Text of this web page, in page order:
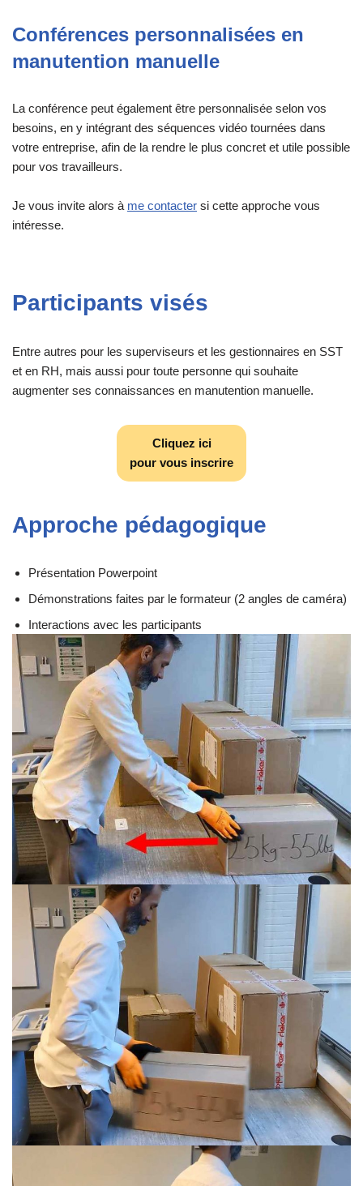
Conférences personnalisées en
manutention manuelle
La conférence peut également être personnalisée selon vos
besoins, en y intégrant des séquences vidéo tournées dans
votre entreprise, afin de la rendre le plus concret et utile possible
pour vos travailleurs.
Je vous invite alors à me contacter si cette approche vous
intéresse.
Participants visés
Entre autres pour les superviseurs et les gestionnaires en SST
et en RH, mais aussi pour toute personne qui souhaite
augmenter ses connaissances en manutention manuelle.
Cliquez ici
pour vous inscrire
Approche pédagogique
Présentation Powerpoint
Démonstrations faites par le formateur (2 angles de caméra)
Interactions avec les participants